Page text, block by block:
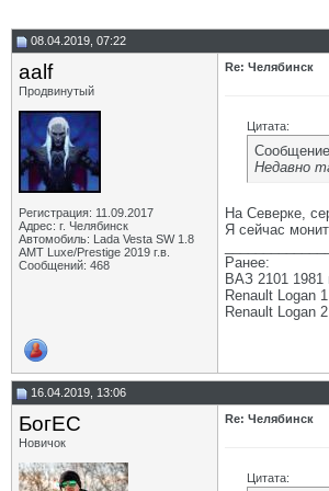
08.04.2019, 07:22
aalf
Продвинутый
Регистрация: 11.09.2017
Адрес: г. Челябинск
Автомобиль: Lada Vesta SW 1.8
АМТ Luxe/Prestige 2019 г.в.
Сообщений: 468
Re: Челябинск
Цитата:
Недавно
На Северке,
Я сейчас
Ранее:
ВАЗ 2101 1981
Renault Logan
Renault Logan
16.04.2019, 13:06
БогЕС
Новичок
Re: Челябинск
Цитата: